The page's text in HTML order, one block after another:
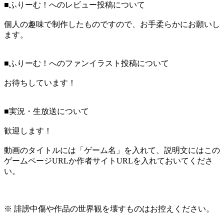
■ふりーむ！へのレビュー投稿について
個人の趣味で制作したものですので、お手柔らかにお願いし
ます。
■ふりーむ！へのファンイラスト投稿について
お待ちしています！
■実況・生放送について
歓迎します！
動画のタイトルには「ゲーム名」を入れて、説明文にはこの
ゲームページURLか作者サイトURLを入れておいてくださ
い。
※ 誹謗中傷や作品の世界観を壊すものはお控えください。